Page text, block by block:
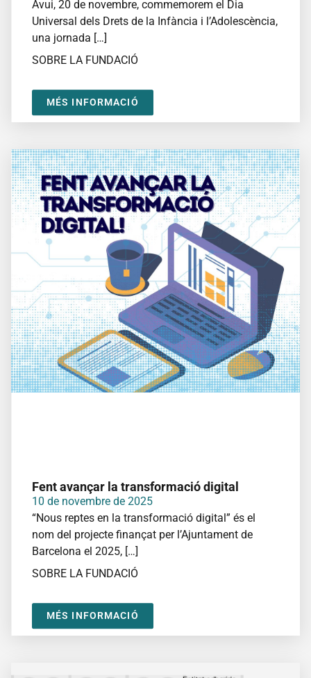
Avui, 20 de novembre, commemorem el Dia
Universal dels Drets de la Infància i l’Adolescència,
una jornada […]
SOBRE LA FUNDACIÓ
MÉS INFORMACIÓ
Fent avançar la transformació digital
10 de novembre de 2025
“Nous reptes en la transformació digital” és el
nom del projecte finançat per l’Ajuntament de
Barcelona el 2025, […]
SOBRE LA FUNDACIÓ
MÉS INFORMACIÓ